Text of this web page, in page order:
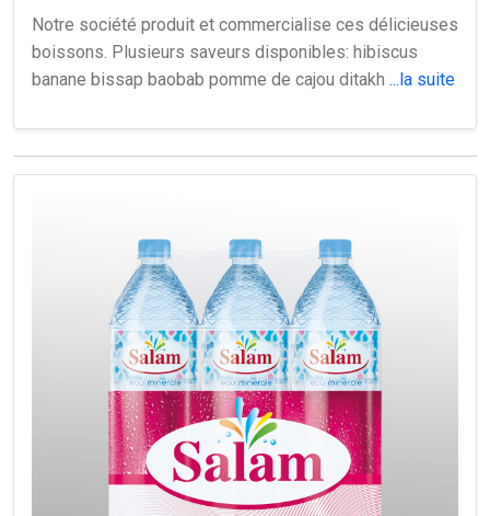
Notre société produit et commercialise ces délicieuses
boissons. Plusieurs saveurs disponibles: hibiscus
banane bissap baobab pomme de cajou ditakh ...la suite